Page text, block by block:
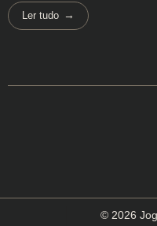
Ler tudo
© 2026